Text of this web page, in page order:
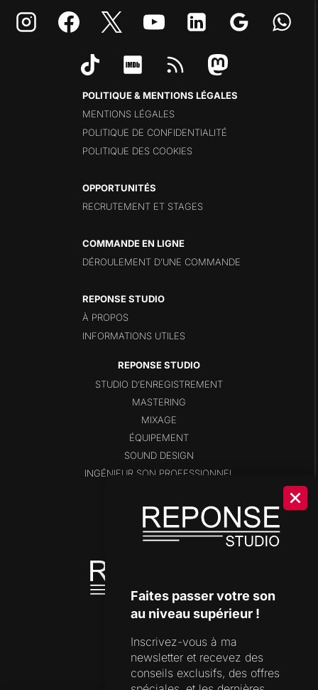
POLITIQUE & MENTIONS LÉGALES
MENTIONS LÉGALES
POLITIQUE DE CONFIDENTIALITÉ
POLITIQUE DES COOKIES
OPPORTUNITÉS
RECRUTEMENT ET STAGES
COMMANDE EN LIGNE
DÉROULEMENT D’UNE COMMANDE
REPONSE STUDIO
À PROPOS
INFORMATIONS UTILES
STUDIO D’ENREGISTREMENT
MASTERING
MIXAGE
ÉQUIPEMENT
SOUND DESIGN
INGÉNIEUR SON PROFESSIONNEL
SHOP
DISPONIBILITÉS
OUTILS DE STUDIO
SUPPORT
FORMULAIRE DE CONTACT
Faites passer votre son
au niveau supérieur !
Inscrivez-vous à ma
newsletter et recevez des
conseils exclusifs, des offres